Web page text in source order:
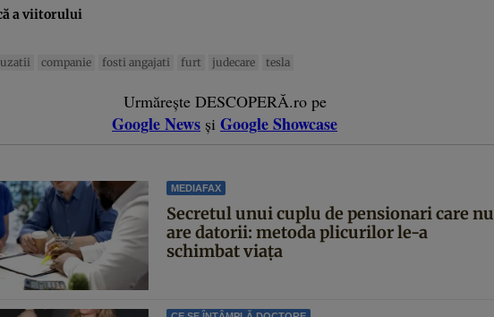
a viitorului
companie fosti angajati furt judecare tesla
Urmărește DESCOPERĂ.ro pe
Google News și Google Showcase
MEDIAFAX
Secretul unui cuplu de pensionari care nu
are datorii: metoda plicurilor le-a
schimbat viața